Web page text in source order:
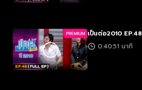
PREMIUM เป็นต่อ2010 EP.48
0:40:51 นาที